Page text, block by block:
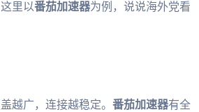
里以番茄加速器为例，说说海外党看
越广，连接越稳定。 番茄加速器有全